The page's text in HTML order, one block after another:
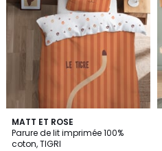
MATT ET ROSE
Parure de lit imprimée 100%
coton, TIGRI